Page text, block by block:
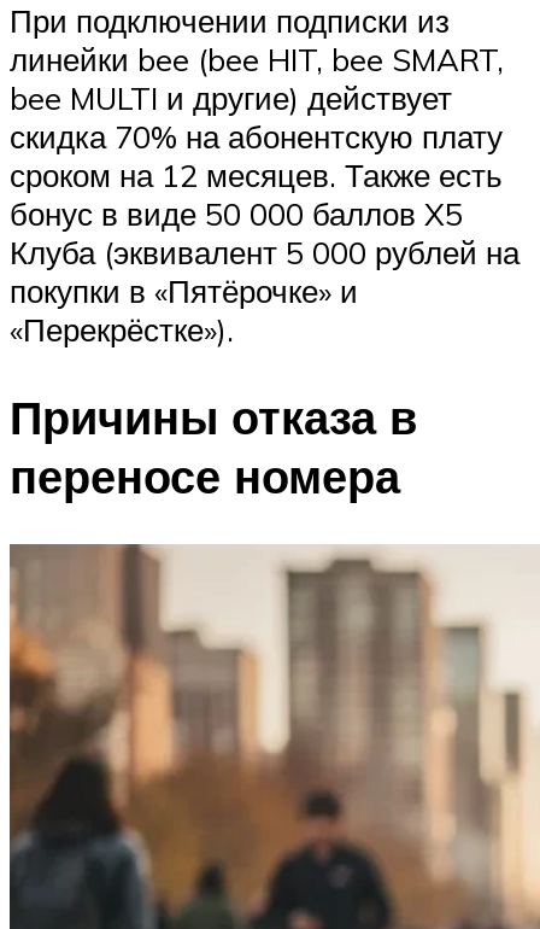
При подключении подписки из
линейки bee (bee HIT, bee SMART,
bee MULTI и другие) действует
скидка 70% на абонентскую плату
сроком на 12 месяцев. Также есть
бонус в виде 50 000 баллов X5
Клуба (эквивалент 5 000 рублей на
покупки в «Пятёрочке» и
«Перекрёстке»).
Причины отказа в
переносе номера